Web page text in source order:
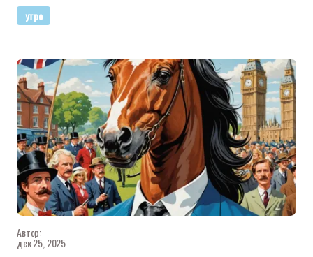
утро
Автор:
дек 25, 2025